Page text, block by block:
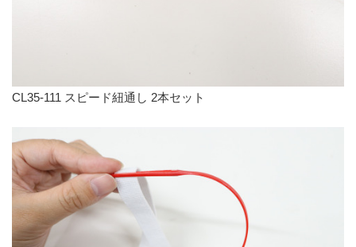
CL35-111 スピード紐通し 2本セット